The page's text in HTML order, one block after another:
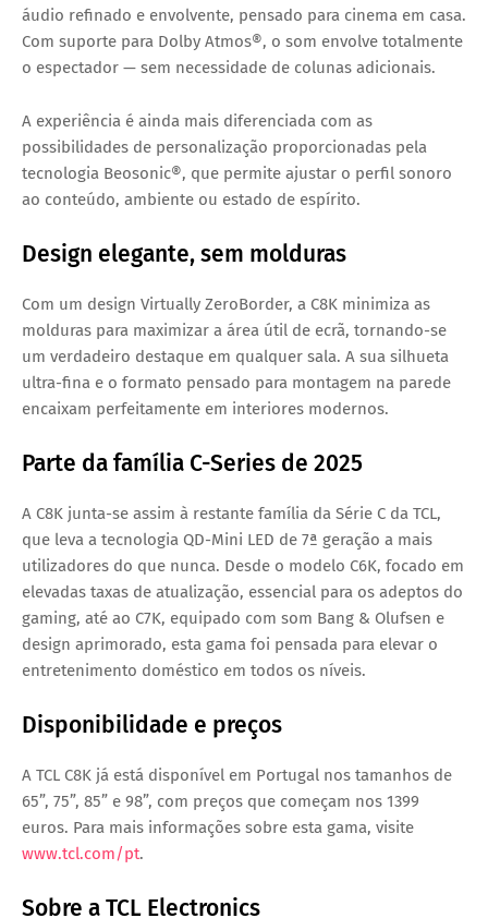
áudio refinado e envolvente, pensado para cinema em casa.
Com suporte para Dolby Atmos®, o som envolve totalmente
o espectador — sem necessidade de colunas adicionais.
A experiência é ainda mais diferenciada com as
possibilidades de personalização proporcionadas pela
tecnologia Beosonic®, que permite ajustar o perfil sonoro
ao conteúdo, ambiente ou estado de espírito.
Design elegante, sem molduras
Com um design Virtually ZeroBorder, a C8K minimiza as
molduras para maximizar a área útil de ecrã, tornando-se
um verdadeiro destaque em qualquer sala. A sua silhueta
ultra-fina e o formato pensado para montagem na parede
encaixam perfeitamente em interiores modernos.
Parte da família C-Series de 2025
A C8K junta-se assim à restante família da Série C da TCL,
que leva a tecnologia QD-Mini LED de 7ª geração a mais
utilizadores do que nunca. Desde o modelo C6K, focado em
elevadas taxas de atualização, essencial para os adeptos do
gaming, até ao C7K, equipado com som Bang & Olufsen e
design aprimorado, esta gama foi pensada para elevar o
entretenimento doméstico em todos os níveis.
Disponibilidade e preços
A TCL C8K já está disponível em Portugal nos tamanhos de
65”, 75”, 85” e 98”, com preços que começam nos 1399
euros. Para mais informações sobre esta gama, visite
www.tcl.com/pt.
Sobre a TCL Electronics